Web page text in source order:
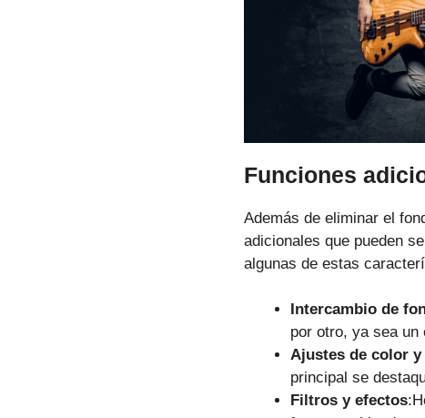
Funciones
Además de eliminar el
adicionales que pueden
algunas de estas
Intercambio de
por otro, ya sea un
Ajustes de color
principal se
Filtros y efectos